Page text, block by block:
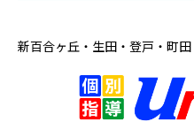
新百合ヶ丘・生田・登戸・町